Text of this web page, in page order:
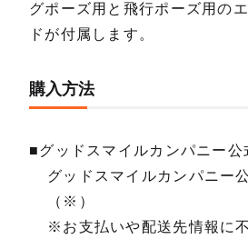
グポーズ用と飛行ポーズ用の
ドが付属します。
購入方法
■グッドスマイルカンパニー公
グッドスマイルカンパニー
（※）
※お支払いや配送先情報に